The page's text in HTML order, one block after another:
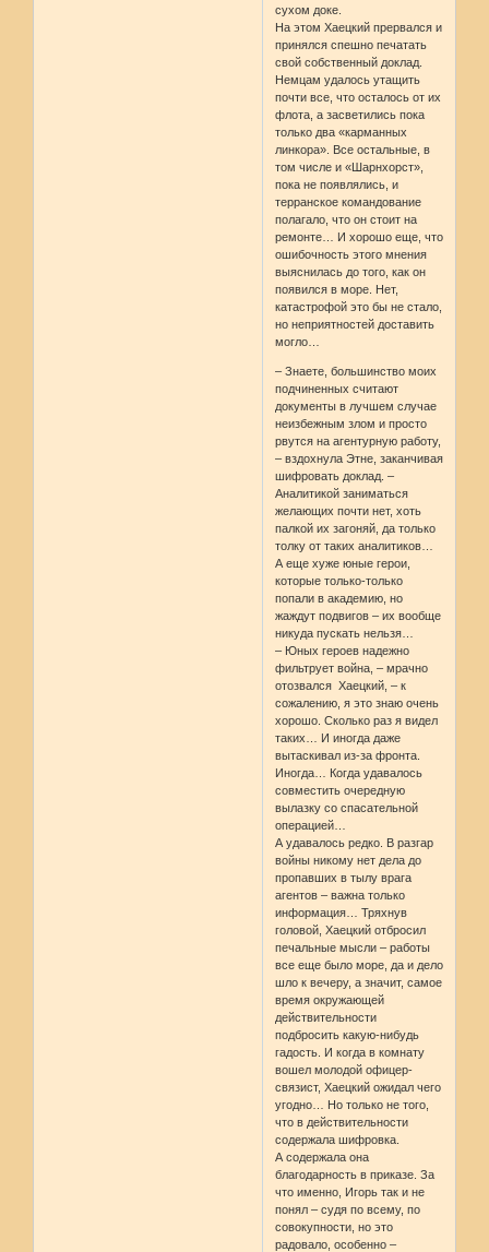
сухом доке.
На этом Хаецкий прервался и
принялся спешно печатать
свой собственный доклад.
Немцам удалось утащить
почти все, что осталось от их
флота, а засветились пока
только два «карманных
линкора». Все остальные, в
том числе и «Шарнхорст»,
пока не появлялись, и
терранское командование
полагало, что он стоит на
ремонте… И хорошо еще, что
ошибочность этого мнения
выяснилась до того, как он
появился в море. Нет,
катастрофой это бы не стало,
но неприятностей доставить
могло…
– Знаете, большинство моих
подчиненных считают
документы в лучшем случае
неизбежным злом и просто
рвутся на агентурную работу,
– вздохнула Этне, заканчивая
шифровать доклад. –
Аналитикой заниматься
желающих почти нет, хоть
палкой их загоняй, да только
толку от таких аналитиков…
А еще хуже юные герои,
которые только-только
попали в академию, но
жаждут подвигов – их вообще
никуда пускать нельзя…
– Юных героев надежно
фильтрует война, – мрачно
отозвался Хаецкий, – к
сожалению, я это знаю очень
хорошо. Сколько раз я видел
таких… И иногда даже
вытаскивал из-за фронта.
Иногда… Когда удавалось
совместить очередную
вылазку со спасательной
операцией…
А удавалось редко. В разгар
войны никому нет дела до
пропавших в тылу врага
агентов – важна только
информация… Тряхнув
головой, Хаецкий отбросил
печальные мысли – работы
все еще было море, да и дело
шло к вечеру, а значит, самое
время окружающей
действительности
подбросить какую-нибудь
гадость. И когда в комнату
вошел молодой офицер-
связист, Хаецкий ожидал чего
угодно… Но только не того,
что в действительности
содержала шифровка.
А содержала она
благодарность в приказе. За
что именно, Игорь так и не
понял – судя по всему, по
совокупности, но это
радовало, особенно –